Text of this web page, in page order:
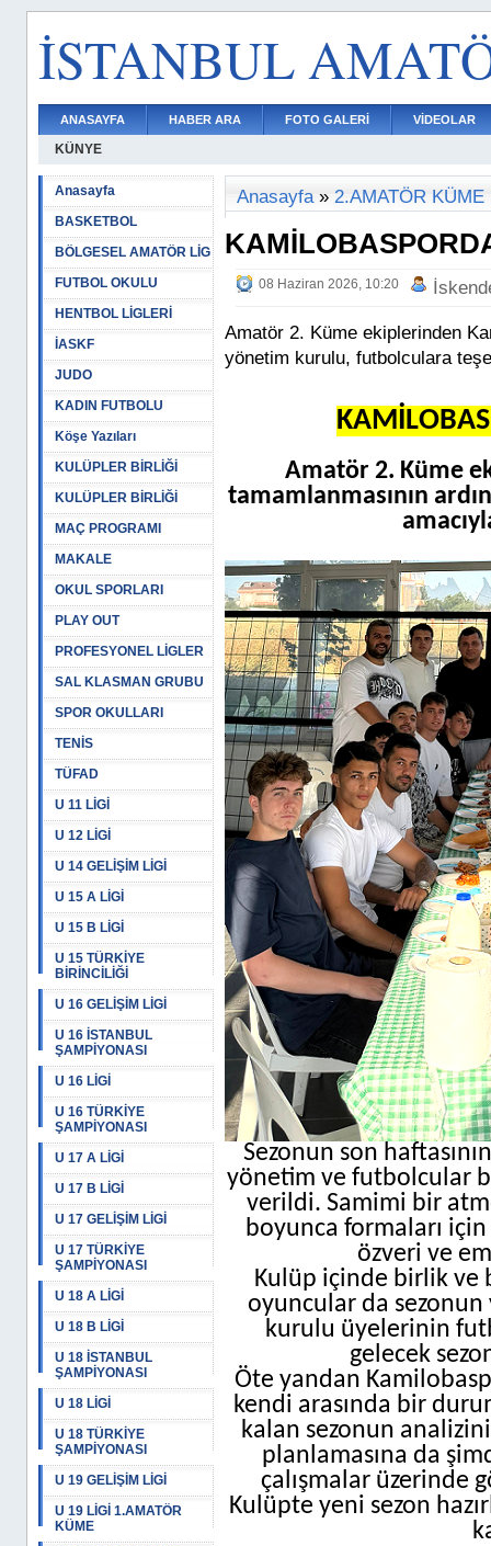
İSTANBUL
ANASAYFA HABER ARA FOTO GALERİ VİDEOLAR
KÜNYE
Anasayfa
BASKETBOL
BÖLGESEL AMATÖR LİG
FUTBOL OKULU
HENTBOL LİGLERİ
İASKF
JUDO
KADIN FUTBOLU
Köşe Yazıları
KULÜPLER BİRLİĞİ
KULÜPLER BİRLİĞİ
MAÇ PROGRAMI
MAKALE
OKUL SPORLARI
PLAY OUT
PROFESYONEL LİGLER
SAL KLASMAN GRUBU
SPOR OKULLARI
TENİS
TÜFAD
U 11 LİGİ
U 12 LİGİ
U 14 GELİŞİM LİGİ
U 15 A LİGİ
U 15 B LİGİ
U 15 TÜRKİYE
BİRİNCİLİĞİ
U 16 GELİŞİM LİGİ
U 16 İSTANBUL
ŞAMPİYONASI
U 16 LİGİ
U 16 TÜRKİYE
ŞAMPİYONASI
U 17 A LİGİ
U 17 B LİGİ
U 17 GELİŞİM LİGİ
U 17 TÜRKİYE
ŞAMPİYONASI
U 18 A LİGİ
U 18 B LİGİ
U 18 İSTANBUL
ŞAMPİYONASI
U 18 LİGİ
U 18 TÜRKİYE
ŞAMPİYONASI
U 19 GELİŞİM LİGİ
U 19 LİGİ 1.AMATÖR
KÜME
Anasayfa» 2.AMATÖR KÜME
08 Haziran 2026, 10:20
Amatör 2. Küme ekiplerinden
yönetim kurulu, futbolculara
Amatör 2. Küme
tamamlanmasının
Sezonun son
yönetim ve futbolcular
verildi. Samimi bir
boyunca formaları
özveri ve
Kulüp içinde birlik ve
oyuncular da
kurulu üyelerinin
gelecek
Öte yandan
kendi arasında bir
kalan sezonun
planlamasına da
çalışmalar üzerinde
Kulüpte yeni sezon